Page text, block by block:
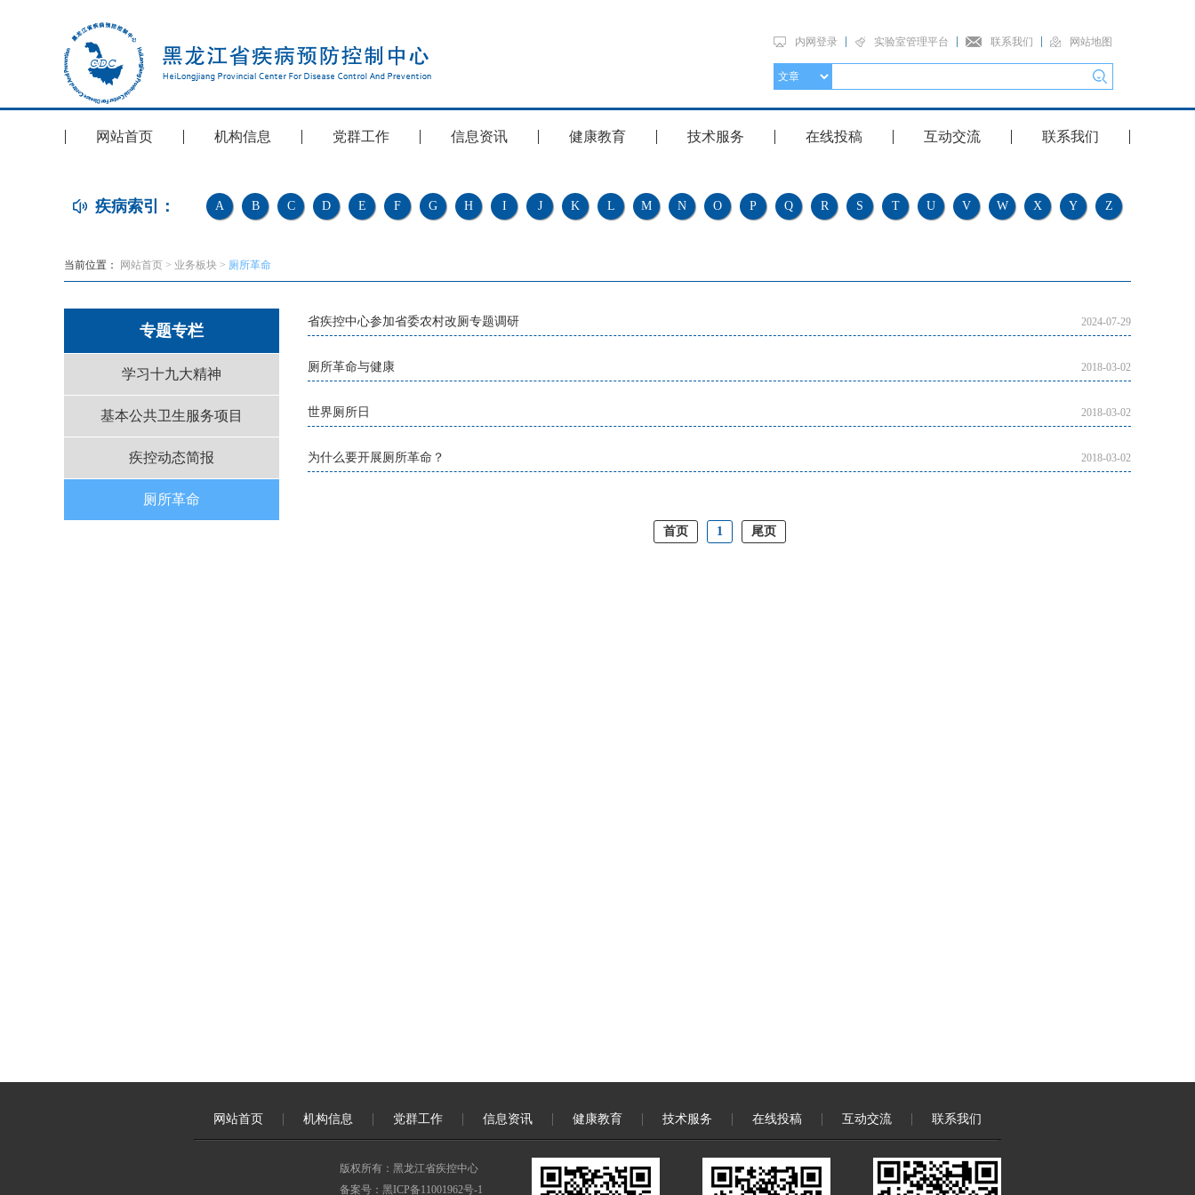
内网登录 实验室管理平台 联系我们 网站地图
网站首页 机构信息 党群工作 信息资讯 健康教育 技术服务 在线投稿 互动交流 联系我们
疾病索引： A B C D E F G H I J K L M N O P Q R S T U V W X Y Z
当前位置： 网站首页 > 业务板块 > 厕所革命
专题专栏
学习十九大精神
基本公共卫生服务项目
疾控动态简报
厕所革命
省疾控中心参加省委农村改厕专题调研 2024-07-29
厕所革命与健康 2018-03-02
世界厕所日 2018-03-02
为什么要开展厕所革命？ 2018-03-02
首页 1 尾页
网站首页 机构信息 党群工作 信息资讯 健康教育 技术服务 在线投稿 互动交流 联系我们
版权所有：黑龙江省疾控中心
备案号：黑ICP备11001962号-1